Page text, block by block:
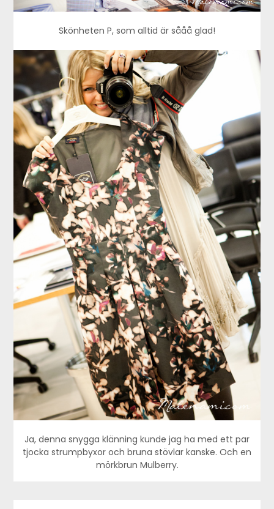
Skönheten P, som alltid är sååå glad!
Ja, denna snygga klänning kunde jag ha med ett par
tjocka strumpbyxor och bruna stövlar kanske. Och en
mörkbrun Mulberry.